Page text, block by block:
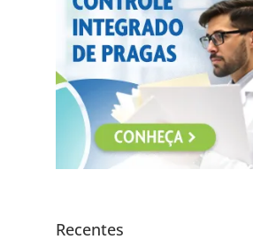
Recentes